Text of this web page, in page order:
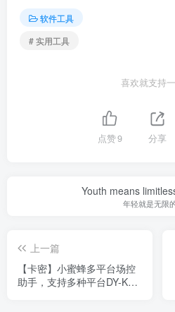
软件工具
# 实用工具
喜欢就支持
点赞9 分享
Youth means
年轻就是无限
上一篇
【卡密】小蜜蜂多平台场控
助手，支持多种平台DY-KS-